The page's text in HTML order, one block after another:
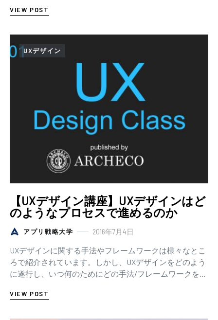
VIEW POST
UXデザイン
【UXデザイン講座】UXデザインはど
のようなプロセスで進めるのか
アプリ戦略大学 2016年7月4日
UXデザインに関する手法やフレームワークは様々なとこ
ろで紹介されています。しかし、UXデザインをどのよう
に遂行し、いつ何のためにどの手法/フレームワークを活
VIEW POST